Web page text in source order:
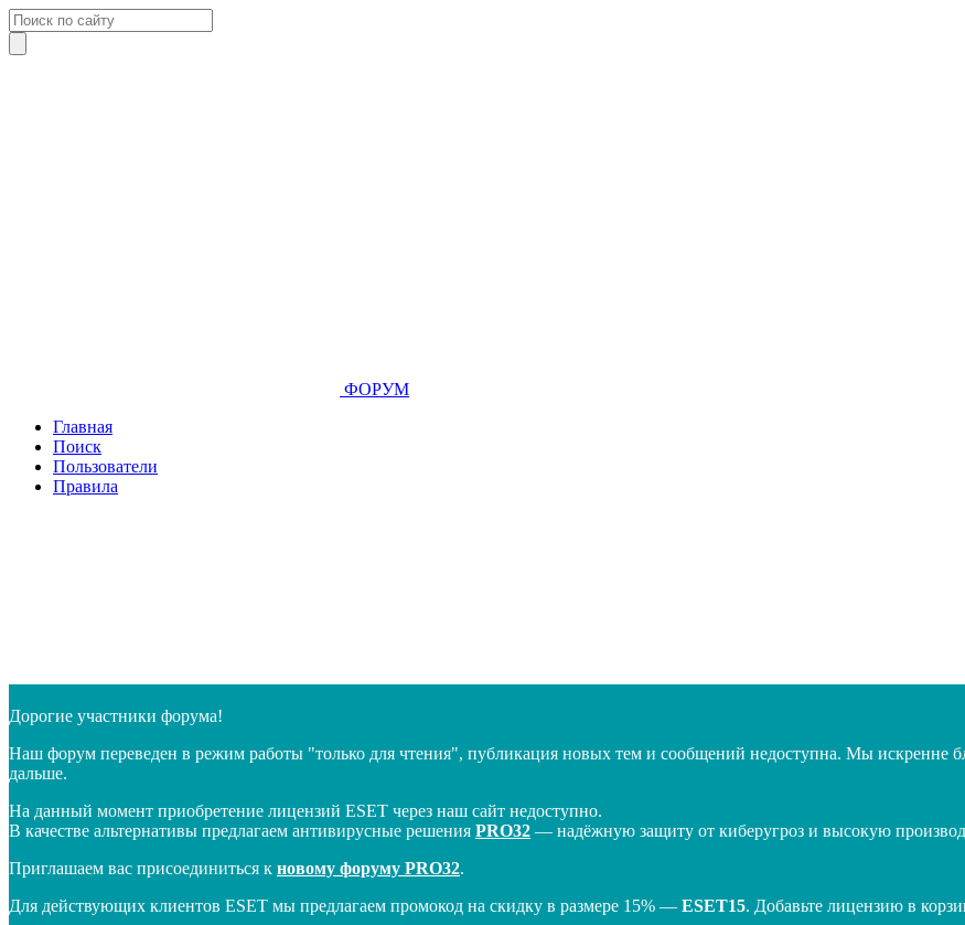
ФОРУМ
Главная
Поиск
Пользователи
Правила
Дорогие участники форума!
Наш форум переведен в режим работы "только для чтения", публикация новых тем и сообщений недоступна. Мы искренне
дальше.
На данный момент приобретение лицензий ESET через наш сайт недоступно.
В качестве альтернативы предлагаем антивирусные решения PRO32 — надёжную защиту от киберугроз и высокую
Приглашаем вас присоединиться к новому форуму PRO32.
Для действующих клиентов ESET мы предлагаем промокод на скидку в размере 15% — ESET15. Добавьте лицензию в